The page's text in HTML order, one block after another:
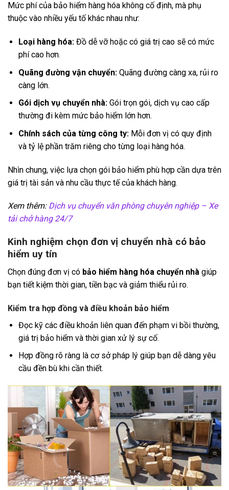
Mức phí của bảo hiểm hàng hóa không cố định, mà phụ
thuộc vào nhiều yếu tố khác nhau như:
Loại hàng hóa:Đồ dễ vỡ hoặc có giá trị cao sẽ có mức
phí cao hơn.
Quãng đường vận chuyển:Quãng đường càng xa, rủi ro
càng lớn.
Gói dịch vụ chuyển nhà:Gói trọn gói, dịch vụ cao cấp
thường đi kèm mức bảo hiểm lớn hơn.
Chính sách của từng công ty:Mỗi đơn vị có quy định
và tỷ lệ phần trăm riêng cho từng loại hàng hóa.
Nhìn chung, việc lựa chọn gói bảo hiểm phù hợp cần dựa trên
giá trị tài sản và nhu cầu thực tế của khách hàng.
Xem thêm: Dịch vụ chuyển văn phòng chuyên nghiệp – Xe
tải chở hàng 24/7
Kinh nghiệm chọn đơn vị chuyển nhà có bảo
hiểm uy tín
Chọn đúng đơn vị có bảo hiểm hàng hóa chuyển nhà giúp
bạn tiết kiệm thời gian, tiền bạc và giảm thiểu rủi ro.
Kiểm tra hợp đồng và điều khoản bảo hiểm
Đọc kỹ các điều khoản liên quan đến phạm vi bồi thường,
giá trị bảo hiểm và thời gian xử lý sự cố.
Hợp đồng rõ ràng là cơ sở pháp lý giúp bạn dễ dàng yêu
cầu đền bù khi cần thiết.